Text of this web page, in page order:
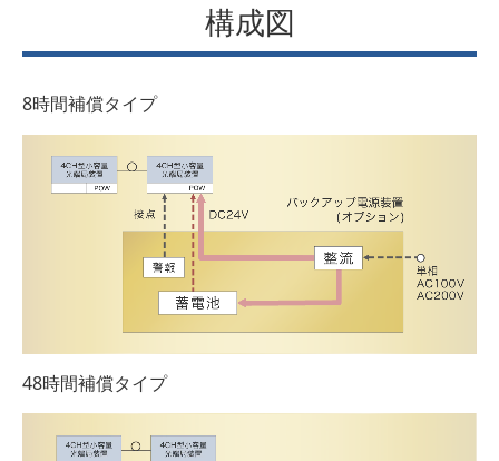
構成図
8時間補償タイプ
48時間補償タイプ